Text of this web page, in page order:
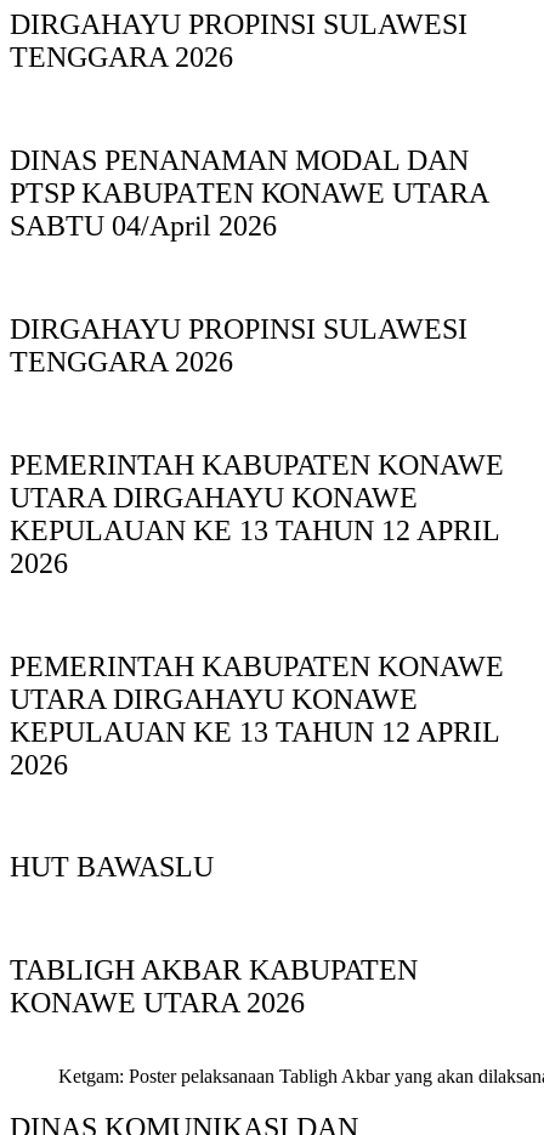
DIRGAHAYU PROPINSI SULAWESI
TENGGARA 2026
DINAS PΕΝΑΝΑΜAN MODAL DAN
PTSP KABUPAΤΕΝ ΚΟNAWE UTARA
SABTU 04/April 2026
DIRGAHAYU PROPINSI SULAWESI
TENGGARA 2026
PEMERINTAH KABUPATEN KONAWE
UTARA DIRGAHAYU KONAWE
KEPULAUAN KE 13 TAHUN 12 APRIL
2026
PEMERINTAH KABUPATEN KONAWE
UTARA DIRGAHAYU KONAWE
KEPULAUAN KE 13 TAHUN 12 APRIL
2026
HUT BAWASLU
TABLIGH AKBAR KABUPATEN
KONAWE UTARA 2026
Ketgam: Poster pelaksanaan Tabligh Akbar yang akan
DINAS KOMUNIKASI DAN